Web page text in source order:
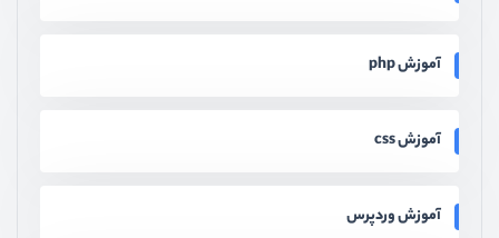
آموزش php
آموزش css
آموزش وردپرس